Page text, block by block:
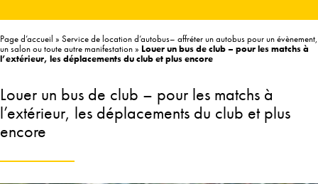
Page d’accueil » Service de location d’autobus– affréter un autobus pour un évènement,
un salon ou toute autre manifestation» Louer un bus de club – pour les matchs à
l’extérieur, les déplacements du club et plus encore
Louer un bus de club – pour les matchs à
l’extérieur, les déplacements du club et plus
encore